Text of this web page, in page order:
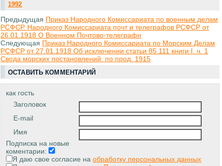
1992
Предыдущая Приказ Народного Комиссариата по военным делам
РСФСР. Народного Комиссариата почт и телеграфов РСФСР от
26.01.1918 О Военном Почтово-телеграфн
Следующая Приказ Народного Комиссариата по Морским Делам
РСФСР от 27.01.1918 Об исключении статьи 85.111 книги I. ч. 1
Свода морских постановлений. по прод. 1915
ОСТАВИТЬ КОММЕНТАРИЙ
как гость
Заголовок
E-mail
Имя
Подписка на новые
коментарии:
Я даю свое согласие на обработку персональных данных